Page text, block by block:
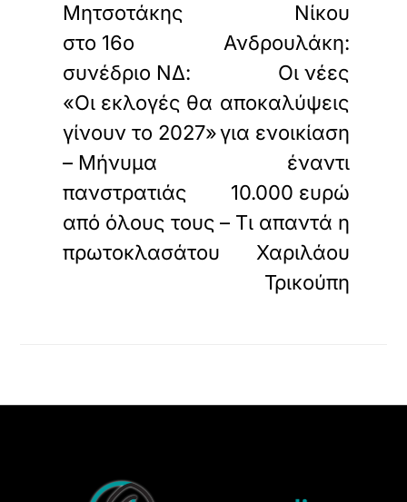
Μητσοτάκης
στο 16ο
συνέδριο ΝΔ:
«Οι εκλογές θα
γίνουν το 2027»
– Μήνυμα
πανστρατιάς
από όλους τους
πρωτοκλασάτου
Νίκου
Ανδρουλάκη:
Οι νέες
αποκαλύψεις
για ενοικίαση
έναντι
10.000 ευρώ
– Τι απαντά η
Χαριλάου
Τρικούπη